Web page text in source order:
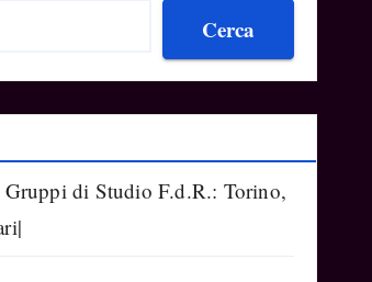
Cerca
di Studio F.d.R.: Torino,